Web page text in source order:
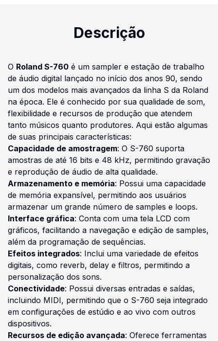
Descrição
O Roland S-760 é um sampler e estação de trabalho
de áudio digital lançado no início dos anos 90, sendo
um dos modelos mais avançados da linha S da Roland
na época. Ele é conhecido por sua qualidade de som,
flexibilidade e recursos de produção que atendem
tanto músicos quanto produtores. Aqui estão algumas
de suas principais características:
Capacidade de amostragem: O S-760 suporta
amostras de até 16 bits e 48 kHz, permitindo gravação
e reprodução de áudio de alta qualidade.
Armazenamento e memória: Possui uma capacidade
de memória expansível, permitindo aos usuários
armazenar um grande número de samples e loops.
Interface gráfica: Conta com uma tela LCD com
gráficos, facilitando a navegação e edição de samples,
além da programação de sequências.
Efeitos integrados: Inclui uma variedade de efeitos
digitais, como reverb, delay e filtros, permitindo a
personalização dos sons.
Conectividade: Possui diversas entradas e saídas,
incluindo MIDI, permitindo que o S-760 seja integrado
em configurações de estúdio e ao vivo com outros
dispositivos.
Recursos de edição avançada: Oferece ferramentas